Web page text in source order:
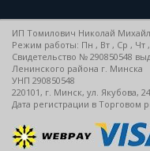
ИП Томилович Николай
Режим работы: Пн , Вт , Ср , Чт ,
Свидетельство № 290850548
Ленинского района г. Минска
УНП 290850548
220101, г. Минск, ул. Якубова,
Дата регистрации в Торговом